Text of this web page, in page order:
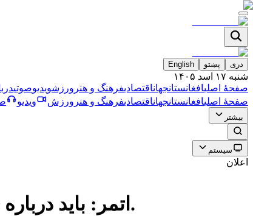
دری پښتو English
شنبه ۱۷ اسد ۱۴۰۵
صفحۀ اصلیافغانستانجهاناقتصادیفرهنگ و هنر ورزشویدیوصوتی
صفحۀ اصلیافغانستانجهاناقتصادیفرهنگ و هنر ورزش ویدیو
بیشتر
سیستم
اعلان
اتمر: باید درباره جنایات جنگی ارتش پاکستان در افغانستان تحقیقات گسترده انجام شود.